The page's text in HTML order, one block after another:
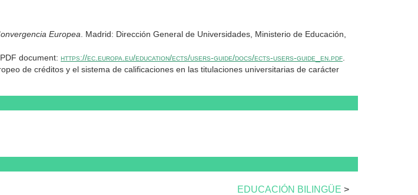
Europea . Madrid: Dirección General de Universidades, Ministerio de Educación,
PDF document: https://ec.europa.eu/education/ects/users-guide/docs/ects-users-guide_en.pdf
de créditos y el sistema de calificaciones en las titulaciones universitarias de carácter
EDUCACIÓN BILINGÜE >